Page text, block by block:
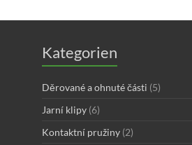
Kategorien
Děrované a ohnuté části (5)
Jarní klipy (6)
Kontaktní pružiny (2)